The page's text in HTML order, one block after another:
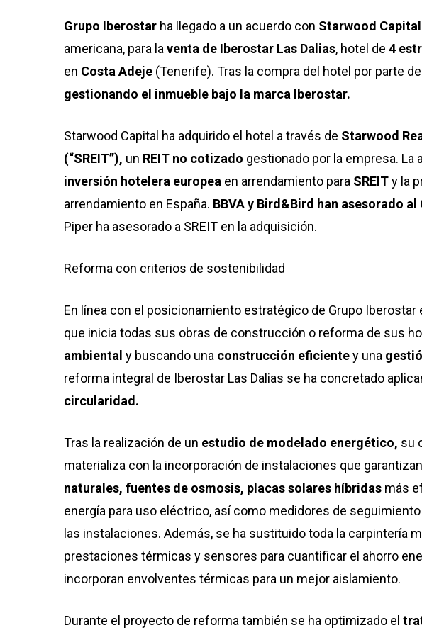
Grupo Iberostar ha llegado a un acuerdo con Starwood
americana, para la venta de Iberostar Las Dalias, hotel de 4
en Costa Adeje (Tenerife). Tras la compra del hotel por parte
gestionando el inmueble bajo la marca Iberostar.
Starwood Capital ha adquirido el hotel a través de Starwood
(“SREIT”), un REIT no cotizado gestionado por la empresa. La
inversión hotelera europea en arrendamiento para SREITy la
arrendamiento en España. BBVA y Bird&Bird han asesorado
Piper ha asesorado a SREIT en la adquisición.
Reforma con criterios de sostenibilidad
En línea con el posicionamiento estratégico de Grupo Iberostar
que inicia todas sus obras de construcción o reforma de sus
ambiental y buscando una construcción eficientey una
reforma integral de Iberostar Las Dalias se ha concretado
circularidad.
Tras la realización de un estudio de modelado energético, su
materializa con la incorporación de instalaciones que garantizan
naturales, fuentes de osmosis, placas solares híbridas más
energía para uso eléctrico, así como medidores de
las instalaciones. Además, se ha sustituido toda la carpintería
prestaciones térmicas y sensores para cuantificar el ahorro
incorporan envolventes térmicas para un mejor aislamiento.
Durante el proyecto de reforma también se ha optimizado el